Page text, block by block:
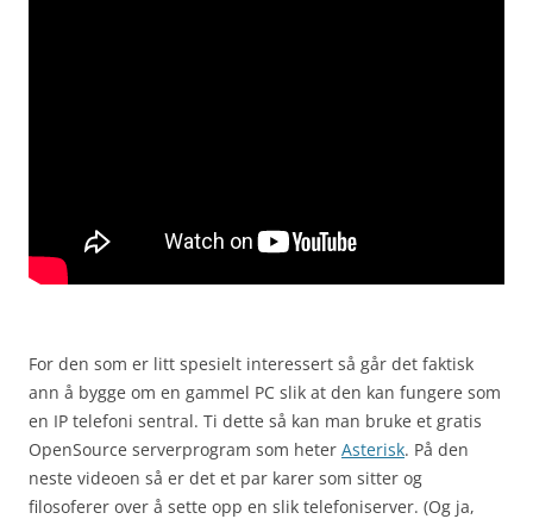
For den som er litt spesielt interessert så går det faktisk
ann å bygge om en gammel PC slik at den kan fungere som
en IP telefoni sentral. Ti dette så kan man bruke et gratis
OpenSource serverprogram som heter Asterisk. På den
neste videoen så er det et par karer som sitter og
filosoferer over å sette opp en slik telefoniserver. (Og ja,